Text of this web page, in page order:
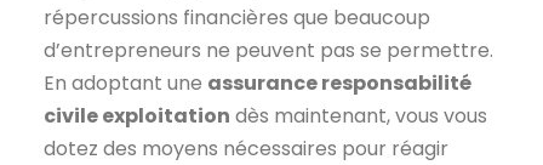
répercussions financières que beaucoup
d’entrepreneurs ne peuvent pas se permettre.
En adoptant une assurance responsabilité
civile exploitation dès maintenant, vous vous
dotez des moyens nécessaires pour réagir